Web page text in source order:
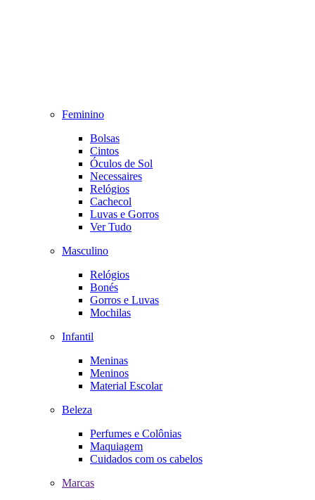
Feminino
Bolsas
Cintos
Óculos de Sol
Necessaires
Relógios
Cachecol
Luvas e Gorros
Ver Tudo
Masculino
Relógios
Bonés
Gorros e Luvas
Mochilas
Infantil
Meninas
Meninos
Material Escolar
Beleza
Perfumes e Colônias
Maquiagem
Cuidados com os cabelos
Marcas